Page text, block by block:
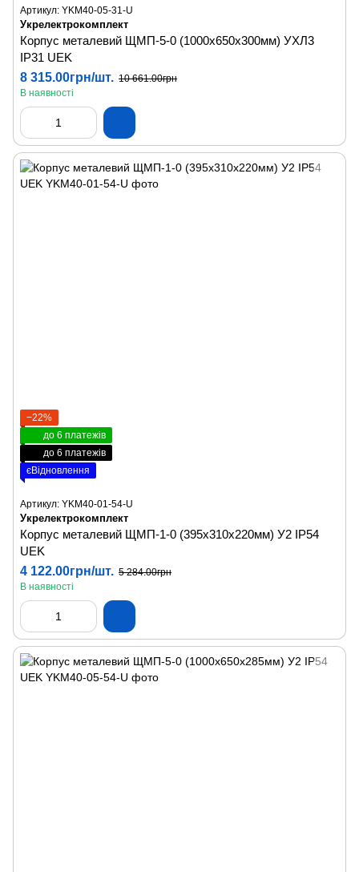
Артикул: YKM40-05-31-U
Укрелектрокомплект
Корпус металевий ЩМП-5-0 (1000х650х300мм) УХЛ3
IP31 UEK
8 315.00грн/шт. 10 661.00грн
В наявності
−22%
до 6 платежів
до 6 платежів
єВідновлення
Артикул: YKM40-01-54-U
Укрелектрокомплект
Корпус металевий ЩМП-1-0 (395х310х220мм) У2 IP54
UEK
4 122.00грн/шт. 5 284.00грн
В наявності